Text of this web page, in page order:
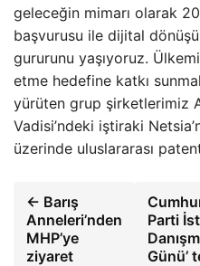
geleceğin mimarı olarak
başvurusu ile dijital
gururunu yaşıyoruz.
etme hedefine katkı
yürüten grup şirketlerimiz
Vadisi’ndeki iştiraki
üzerinde uluslararası
← Barış
Anneleri’nden
MHP’ye
ziyaret
Parti
Günü’